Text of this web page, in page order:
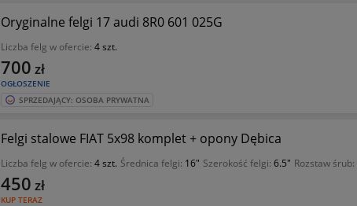
Oryginalne felgi 17 audi 8R0 601 025G
Liczba felg w ofercie: 4 szt.
OGŁOSZENIE
700 zł
SPRZEDAJĄCY: OSOBA PRYWATNA
Felgi stalowe FIAT 5x98 komplet + opony Dębica
Liczba felg w ofercie: 4 szt. Średnica felgi: 16" Szerokość felgi: 6.5" Rozstaw śrub:
KUP TERAZ
450 zł